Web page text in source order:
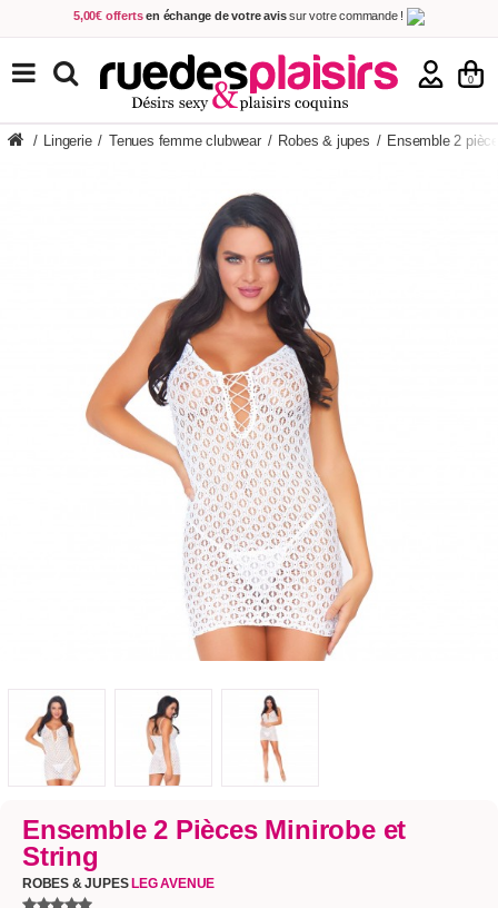
5,00€ offerts en échange de votre avissur votre commande !
Achetez aujourd'hui. Décidez quand payer !
Livraison en 48h
au prix de 2,90 € ! (Offerte dès 69,00€ d'achat)
0
TOUS NOS PRODUITS
/ Lingerie / Tenues femme clubwear / Robes & jupes / Ensemble 2
Ensemble 2 Pièces Minirobe et
String
ROBES & JUPES LEG AVENUE